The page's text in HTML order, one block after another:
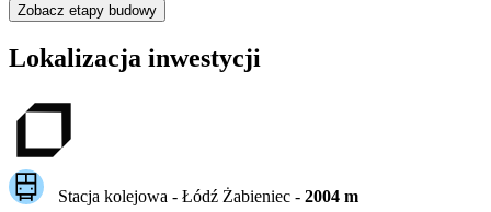
Zobacz etapy budowy
Lokalizacja inwestycji
Stacja kolejowa - Łódź Żabieniec- 2004m